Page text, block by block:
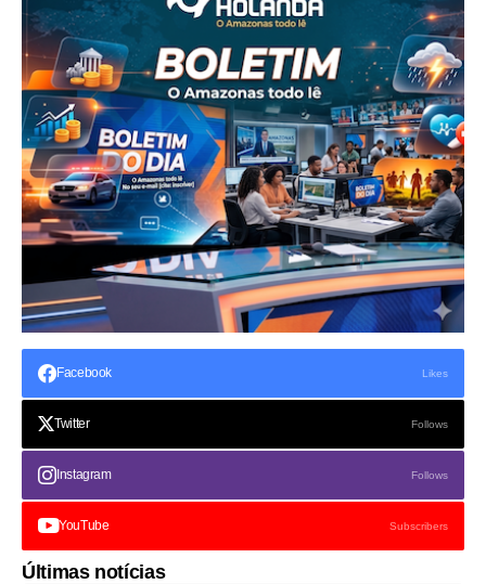
Facebook Likes
Twitter Follows
Instagram Follows
YouTube Subscribers
Últimas notícias